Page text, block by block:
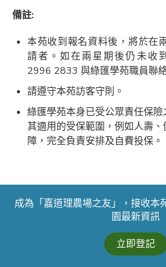
備註:
本苑收到報名資料後，將於在
請者。如在兩星期後仍未收
2996 2833 與綠匯學苑職員聯
請遵守本苑訪客守則。
綠匯學苑本身已受公眾責任保
其適用的受保範圍，例如人壽
障，完全負責安排及自費投保。
成為「嘉道理農場之友」，接收本
園最新資訊
立即登記